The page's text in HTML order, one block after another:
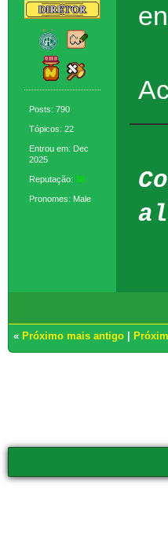
Posts: 790
Tópicos: 22
Entrou em: Dec
2025
Reputação: 38
Pronomes: Male
« Próximo mais antigo